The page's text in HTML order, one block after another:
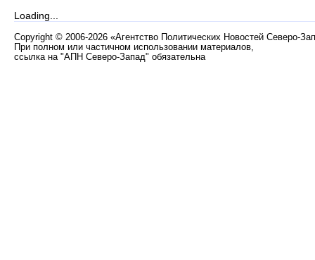
Loading...
Copyright © 2006-2026 «Агентство Политических Новостей Северо-
При полном или частичном использовании материалов,
ссылка на "АПН Северо-Запад" обязательна